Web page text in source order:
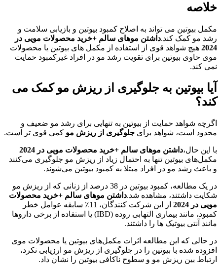
خلاصه
مکمل بیوتین می تواند به اصلاح کمبود بیوتین و بازیابی سلامت و
رشد مو کمک کند.داشتن موهای سالم +خرید محصولات مویی در
2024 هیچ شواهد قوی از استفاده از مکمل های بیوتین یا محصولات
موی حاوی بیوتین برای تقویت رشد مو در افراد غیرکمبود حمایت
نمی کند.
آیا بیوتین به جلوگیری از ریزش مو کمک می
کند؟
اگرچه شواهد حمایت از بیوتین به تنهایی برای رشد مو ضعیف و
محدود است، شواهد برای جلوگیری از ریزش مو کمی قوی تر است.
با این حال،داشتن موهای سالم +خرید محصولات مویی در 2024
مکمل‌های بیوتین تنها به احتمال زیاد از ریزش مو جلوگیری می‌کنند
و باعث رشد مو در افراد مبتلا به کمبود بیوتین می‌شوند.
در یک مطالعه، کمبود بیوتین در 38 درصد از زنانی که از ریزش مو
شکایت داشتند، مشاهده شد.داشتن موهای سالم +خرید محصولات
مویی در 2024
از این شرکت کنندگان، 11٪ سابقه عوامل خطر
کمبود، مانند بیماری التهابی روده (IBD) یا استفاده از برخی داروها
مانند آنتی بیوتیک ها را داشتند.
در حالی که این مطالعه اثرات مکمل‌های بیوتین یا محصولات موی
افزوده شده با بیوتین را در جلوگیری از ریزش مو ارزیابی نکرد،
ارتباط بین ریزش مو و سطوح ناکافی بیوتین را نشان داد.